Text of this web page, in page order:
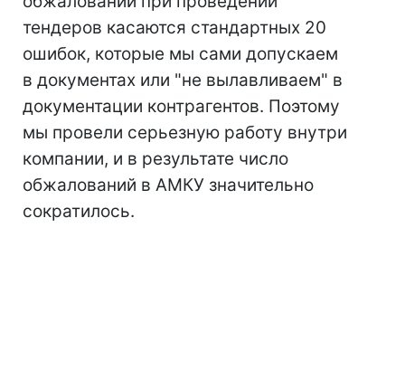
тендеров касаются стандартных 20
ошибок, которые мы сами допускаем
в документах или "не вылавливаем" в
документации контрагентов. Поэтому
мы провели серьезную работу внутри
компании, и в результате число
обжалований в АМКУ значительно
сократилось.